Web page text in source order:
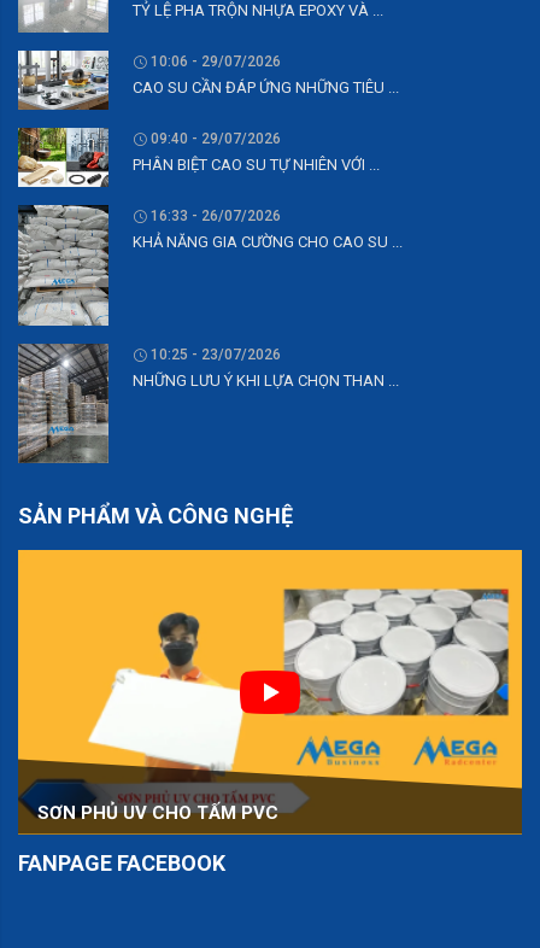
TỶ LỆ PHA TRỘN NHỰA EPOXY VÀ ...
10:06 - 29/07/2026
CAO SU CẦN ĐÁP ỨNG NHỮNG TIÊU ...
09:40 - 29/07/2026
PHÂN BIỆT CAO SU TỰ NHIÊN VỚI ...
16:33 - 26/07/2026
KHẢ NĂNG GIA CƯỜNG CHO CAO SU ...
10:25 - 23/07/2026
NHỮNG LƯU Ý KHI LỰA CHỌN THAN ...
SẢN PHẨM VÀ CÔNG NGHỆ
SƠN PHỦ UV CHO TẤM PVC
FANPAGE FACEBOOK